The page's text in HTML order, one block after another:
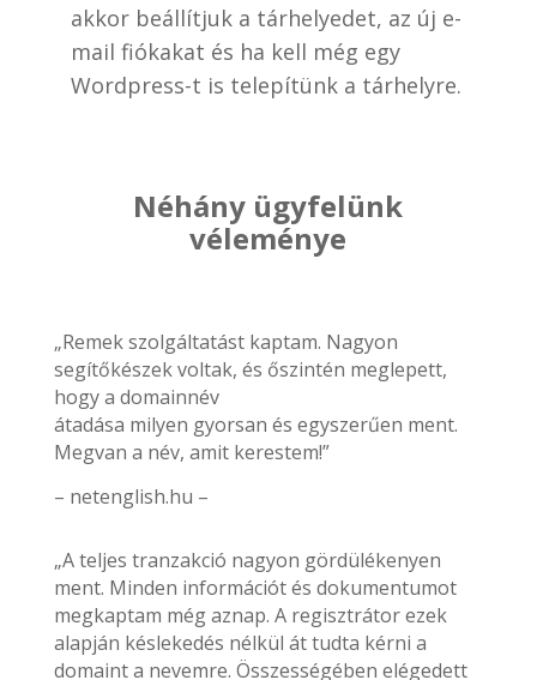
akkor beállítjuk a tárhelyedet, az új e-
mail fiókakat és ha kell még egy
Wordpress-t is telepítünk a tárhelyre.
Néhány ügyfelünk
véleménye
„Remek szolgáltatást kaptam. Nagyon
segítőkészek voltak, és őszintén meglepett,
hogy a domainnév
átadása milyen gyorsan és egyszerűen ment.
Megvan a név, amit kerestem!”
– netenglish.hu –
„A teljes tranzakció nagyon gördülékenyen
ment. Minden információt és dokumentumot
megkaptam még aznap. A regisztrátor ezek
alapján késlekedés nélkül át tudta kérni a
domaint a nevemre. Összességében elégedett